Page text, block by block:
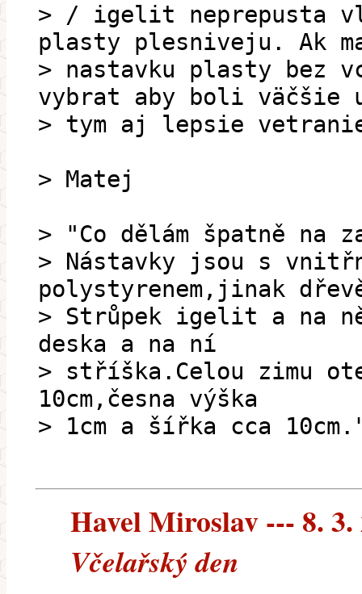
> / igelit neprepusta
plasty plesniveju. Ak
> nastavku plasty bez
vybrat aby boli väčšie
> tym aj lepsie
> Matej
> "Co dělám špatně na
> Nástavky jsou s
polystyrenem,jinak
> Strůpek igelit a na
deska a na ní
> stříška.Celou zimu
10cm,česna výška
> 1cm a šířka cca
Havel Miroslav --- 8. 3.
Včelařský den